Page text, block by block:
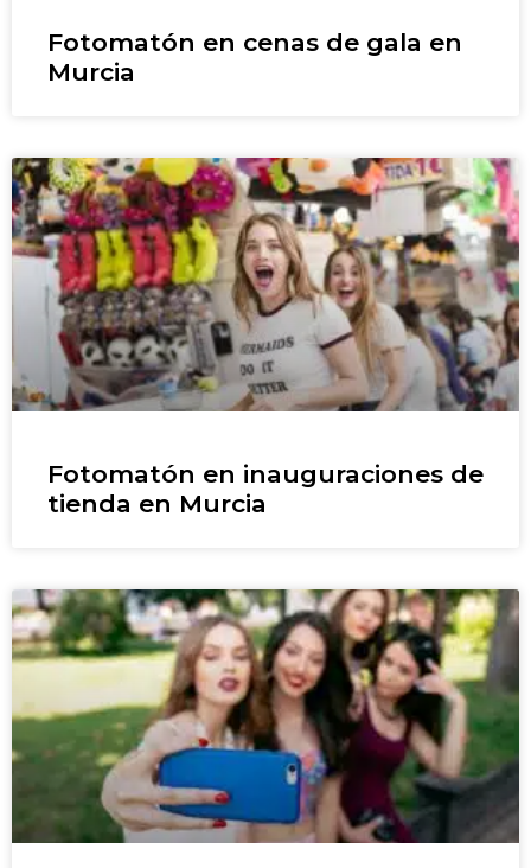
Fotomatón en cenas de gala en
Murcia
Fotomatón en inauguraciones de
tienda en Murcia